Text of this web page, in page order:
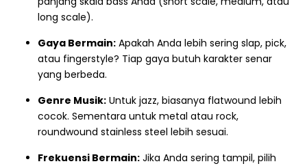
long scale).
Gaya Bermain: Apakah Anda lebih sering slap, pick,
atau fingerstyle? Tiap gaya butuh karakter senar
yang berbeda.
Genre Musik: Untuk jazz, biasanya flatwound lebih
cocok. Sementara untuk metal atau rock,
roundwound stainless steel lebih sesuai.
Frekuensi Bermain: Jika Anda sering tampil, pilih